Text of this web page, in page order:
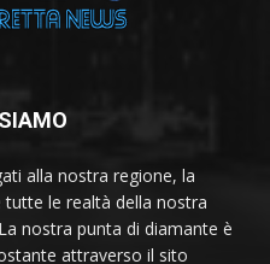
alla nostra regione, la
tutte le realtà della nostra
nostra punta di diamante è
attraverso il sito